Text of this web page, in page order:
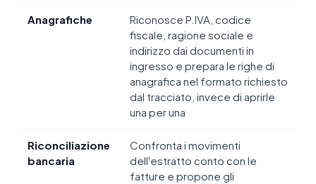
Anagrafiche
Riconosce P.IVA, codice
fiscale, ragione sociale e
indirizzo dai documenti in
ingresso e prepara le righe di
anagrafica nel formato richiesto
dal tracciato, invece di aprirle
una per una
Riconciliazione
bancaria
Confronta i movimenti
dell'estratto conto con le
fatture e propone gli